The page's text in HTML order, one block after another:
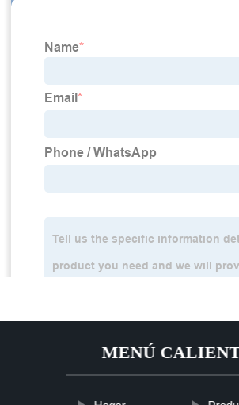
MENÚ